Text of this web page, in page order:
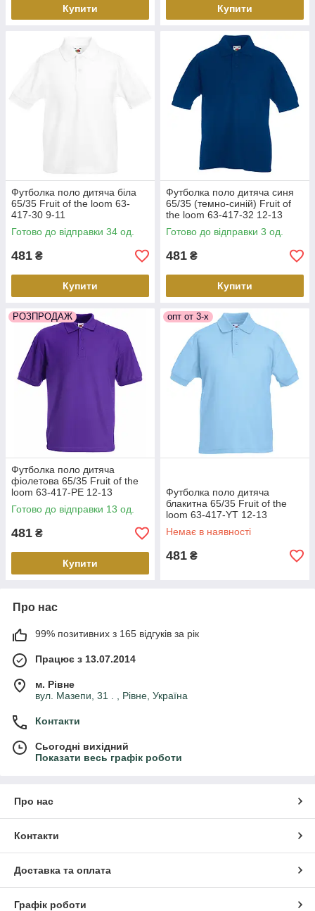
Купити Купити
Футболка поло дитяча біла
65/35 Fruit of the loom 63-
417-30 9-11
Готово до відправки 34 од.
481 ₴
Купити
Футболка поло дитяча синя
65/35 (темно-синій) Fruit of
the loom 63-417-32 12-13
Готово до відправки 3 од.
481 ₴
Купити
РОЗПРОДАЖ
Футболка поло дитяча
фіолетова 65/35 Fruit of the
loom 63-417-PE 12-13
Готово до відправки 13 од.
481 ₴
Купити
опт от 3-х
Футболка поло дитяча
блакитна 65/35 Fruit of the
loom 63-417-YT 12-13
Немає в наявності
481 ₴
Про нас
99% позитивних з 165 відгуків за рік
Працює з 13.07.2014
м. Рівне
вул. Мазепи, 31 . , Рівне, Україна
Контакти
Сьогодні вихідний
Показати весь графік роботи
Про нас
Контакти
Доставка та оплата
Графік роботи